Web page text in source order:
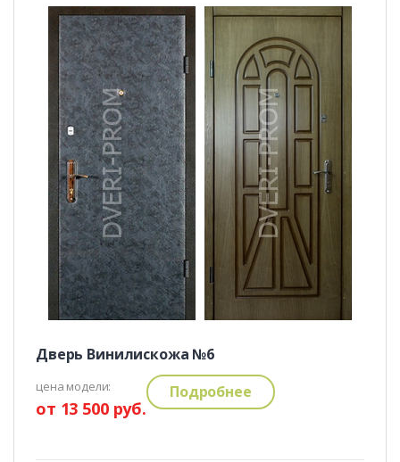
Дверь Винилискожа №6
цена модели:
от 13 500 руб.
Подробнее